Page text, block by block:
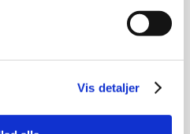
Vis detaljer
én gang om måneden